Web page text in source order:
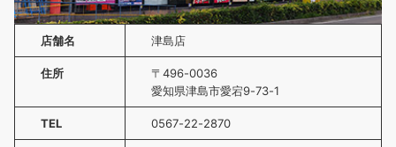
店舗名 津島店
住所
〒496-0036
愛知県津島市愛宕9-73-1
TEL 0567-22-2870